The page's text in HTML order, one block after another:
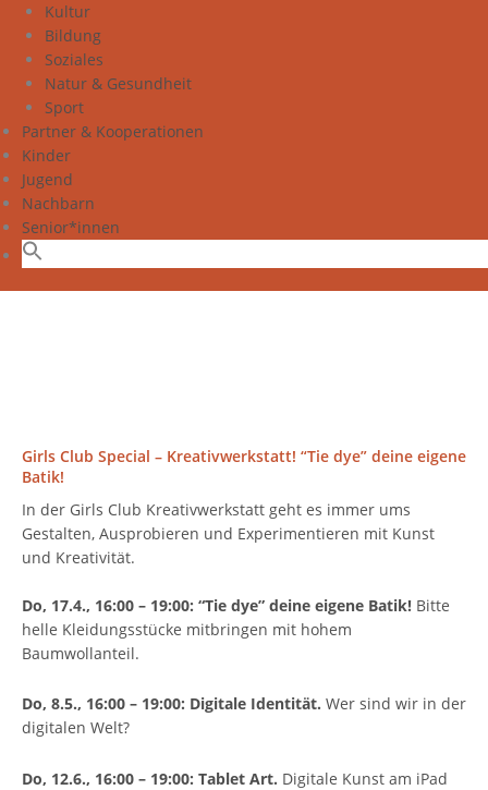
Kultur
Bildung
Soziales
Natur & Gesundheit
Sport
Partner & Kooperationen
Kinder
Jugend
Nachbarn
Senior*innen
Girls Club Special – Kreativwerkstatt! “Tie dye” deine eigene
Batik!
In der Girls Club Kreativwerkstatt geht es immer ums
Gestalten, Ausprobieren und Experimentieren mit Kunst
und Kreativität.
Do, 17.4., 16:00 – 19:00: “Tie dye” deine eigene Batik! Bitte
helle Kleidungsstücke mitbringen mit hohem
Baumwollanteil.
Do, 8.5., 16:00 – 19:00: Digitale Identität. Wer sind wir in der
digitalen Welt?
Do, 12.6., 16:00 – 19:00: Tablet Art. Digitale Kunst am iPad